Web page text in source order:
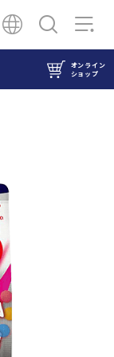
オンライン
ショップ